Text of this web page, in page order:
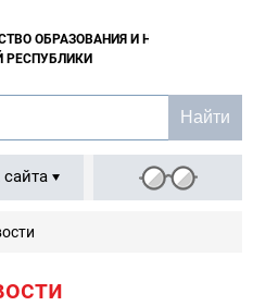
ОБРАЗОВАНИЯ И НАУКИ
РЕСПУБЛИКИ